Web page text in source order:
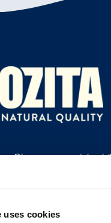
uses cookies
Olemme
saakka kissan- ja
yritys Vårgårdasta,
Teemme koiran- ja